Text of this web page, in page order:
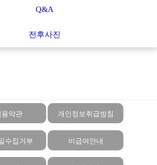
Q&A
전후사진
용약관 개인정보취급방침
수집거부 비급여안내